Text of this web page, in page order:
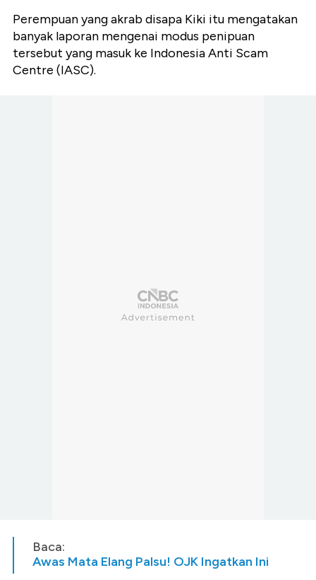
Perempuan yang akrab disapa Kiki itu mengatakan
banyak laporan mengenai modus penipuan
tersebut yang masuk ke Indonesia Anti Scam
Centre (IASC).
Baca:
Awas Mata Elang Palsu! OJK Ingatkan Ini